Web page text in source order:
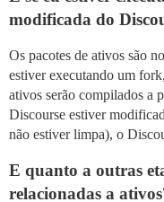
modificada do
Os pacotes de ativos são
estiver executando um
ativos serão compilados a
Discourse estiver
não estiver limpa), o
E quanto a outras
relacionadas a